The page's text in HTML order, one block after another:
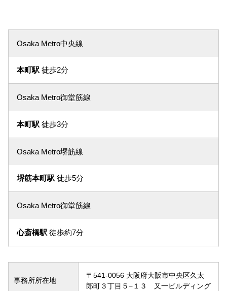
Osaka Metro中央線
本町駅 徒歩2分
Osaka Metro御堂筋線
本町駅 徒歩3分
Osaka Metro堺筋線
堺筋本町駅 徒歩5分
Osaka Metro御堂筋線
心斎橋駅 徒歩約7分
事務所所在地
〒541-0056 大阪府大阪市中央区久太
郎町３丁目５−１３ 又一ビルディング